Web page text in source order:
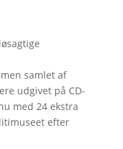
samlet af
udgivet på CD-
med 24 ekstra
efter